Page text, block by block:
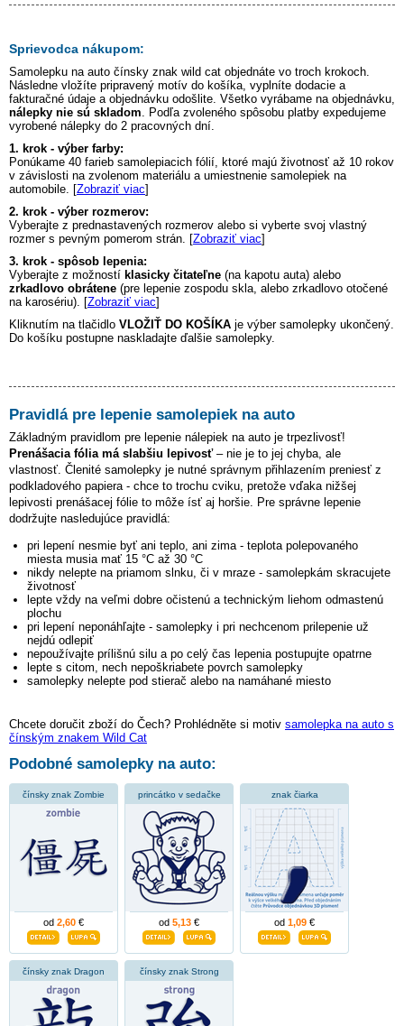
Sprievodca nákupom:
Samolepku na auto čínsky znak wild cat objednáte vo troch krokoch.
Následne vložíte pripravený motív do košíka, vyplníte dodacie a
fakturačné údaje a objednávku odošlite. Všetko vyrábame na objednávku,
nálepky nie sú skladom . Podľa zvoleného spôsobu platby expedujeme
vyrobené nálepky do 2 pracovných dní.
1. krok - výber farby:
Ponúkame 40 farieb samolepiacich fólií, ktoré majú životnosť až 10 rokov
v závislosti na zvolenom materiálu a umiestnenie samolepiek na
automobile. [Zobraziť viac]
2. krok - výber rozmerov:
Vyberajte z prednastavených rozmerov alebo si vyberte svoj vlastný
rozmer s pevným pomerom strán. [Zobraziť viac]
3. krok - spôsob lepenia:
Vyberajte z možností klasicky čitateľne (na kapotu auta) alebo
zrkadlovo obrátene (pre lepenie zospodu skla, alebo zrkadlovo otočené
na karosériu). [Zobraziť viac]
Kliknutím na tlačidlo VLOŽIŤ DO KOŠÍKA je výber samolepky ukončený.
Do košíku postupne naskladajte ďalšie samolepky.
Pravidlá pre lepenie samolepiek na auto
Základným pravidlom pre lepenie nálepiek na auto je trpezlivosť!
Prenášacia fólia má slabšiu lepivosť– nie je to jej chyba, ale
vlastnosť. Členité samolepky je nutné správnym přihlazením preniesť z
podkladového papiera - chce to trochu cviku, pretože vďaka nižšej
lepivosti prenášacej fólie to môže ísť aj horšie. Pre správne lepenie
dodržujte nasledujúce pravidlá:
pri lepení nesmie byť ani teplo, ani zima - teplota polepovaného
miesta musia mať 15 °C až 30 °C
nikdy nelepte na priamom slnku, či v mraze - samolepkám skracujete
životnosť
lepte vždy na veľmi dobre očistenú a technickým liehom odmastenú
plochu
pri lepení neponáhľajte - samolepky i pri nechcenom prilepenie už
nejdú odlepiť
nepoužívajte prílišnú silu a po celý čas lepenia postupujte opatrne
lepte s citom, nech nepoškriabete povrch samolepky
samolepky nelepte pod stierač alebo na namáhané miesto
Chcete doručit zboží do Čech? Prohlédněte si motiv samolepka na auto s
čínským znakem Wild Cat
Podobné samolepky na auto:
čínsky znak Zombie
od 2,60 €
princátko v sedačke
od 5,13 €
znak čiarka
od 1,09 €
čínsky znak Dragon čínsky znak Strong